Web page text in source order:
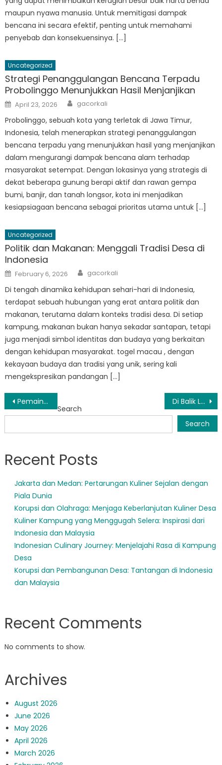
maupun nyawa manusia. Untuk memitigasi dampak
bencana ini secara efektif, penting untuk memahami
penyebab dan konsekuensinya. […]
Uncategorized
Strategi Penanggulangan Bencana Terpadu
Probolinggo Menunjukkan Hasil Menjanjikan
Posted
on
April 23, 2026 Author
gacorkali
Probolinggo, sebuah kota yang terletak di Jawa Timur,
Indonesia, telah menerapkan strategi penanggulangan
bencana terpadu yang menunjukkan hasil yang menjanjikan
dalam mengurangi dampak bencana alam terhadap
masyarakat setempat. Dengan lokasinya yang strategis di
dekat beberapa gunung berapi aktif dan rawan gempa
bumi, banjir, dan tanah longsor, kota ini menjadikan
kesiapsiagaan bencana sebagai prioritas utama untuk […]
Uncategorized
Politik dan Makanan: Menggali Tradisi Desa di
Indonesia
Posted
on
February 6, 2026 Author
gacorkali
Di tengah dinamika kehidupan sehari-hari di Indonesia,
terdapat sebuah hubungan yang erat antara politik dan
makanan, terutama dalam konteks tradisi desa. Di setiap
kampung, makanan bukan hanya sekadar santapan, tetapi
juga menjadi simbol identitas dan budaya yang berkaitan
dengan kehidupan masyarakat. togel macau , dengan
kekayaan budaya dan tradisi yang unik, sering kali
mengekspresikan pandangan […]
Post
navigation
Pemain Kunci: Memahami Struktur Kepemimpinan BPBD Probolinggo Di Balik Layar: Sekilas Operasional BPBD Probolinggo
Search
Search
Recent Posts
Jakarta dan Medan: Pertarungan Kuliner Sejalan dengan
Piala Dunia
Korupsi dan Olahraga: Menjaga Keberlanjutan Kuliner Desa
Kuliner Kampung yang Menggugah Selera: Inspirasi dari
Indonesia dan Malaysia
Indonesian Culinary Journey: Menjelajahi Rasa di Kampung
Desa
Korupsi dan Pembangunan Desa: Tantangan di Indonesia
dan Malaysia
Recent Comments
No comments to show.
Archives
August 2026
June 2026
May 2026
April 2026
March 2026